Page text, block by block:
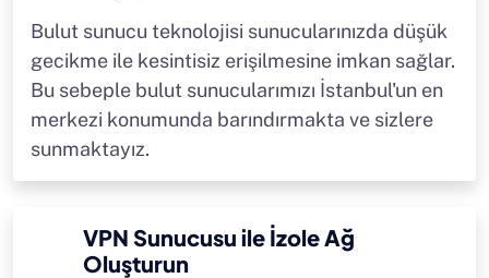
Bulut sunucu teknolojisi sunucularınızda düşük
gecikme ile kesintisiz erişilmesine imkan sağlar.
Bu sebeple bulut sunucularımızı İstanbul'un en
merkezi konumunda barındırmakta ve sizlere
sunmaktayız.
VPN Sunucusu ile İzole Ağ
Oluşturun